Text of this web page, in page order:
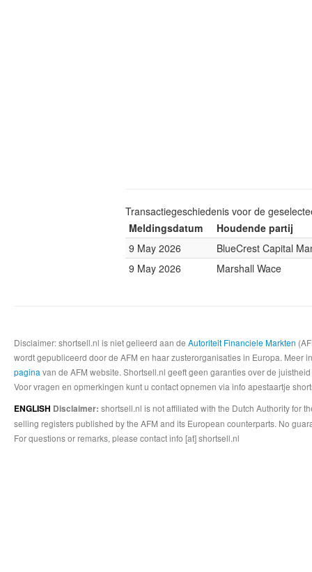
Transactiegeschiedenis voor de
Meldingsdatum
Houdende partij
9 May 2026
BlueCrest Capital
9 May 2026
Marshall Wace
Disclaimer: shortsell.nl is niet gelieerd aan de Autoriteit Financiele Markten
wordt gepubliceerd door de AFM en haar zusterorganisaties in Europa.
pagina van de AFM website. Shortsell.nl geeft geen garanties over de
Voor vragen en opmerkingen kunt u contact opnemen via info apestaartje
ENGLISH Disclaimer: shortsell.nl is not affiliated with the Dutch Authority for
selling registers published by the AFM and its European counterparts. No
For questions or remarks, please contact info [at] shortsell.nl